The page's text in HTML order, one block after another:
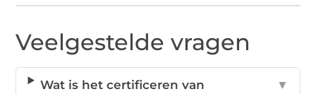
Veelgestelde vragen
Wat is het certificeren van
▼